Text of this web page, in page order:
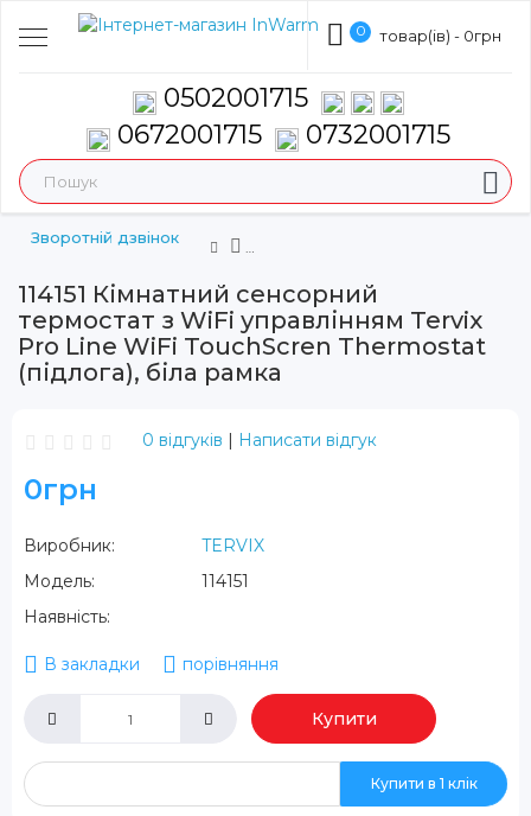
Зворотній дзвінок
0 товар(ів) - 0грн
0502001715
0672001715
0732001715
114151 Кімнатний сенсорний
термостат з WiFi управлінням Tervix
Pro Line WiFi TouchScren Thermostat
(підлога), біла рамка
0 відгуків | Написати відгук
0грн
Виробник:
TERVIX
Модель:
114151
Наявність:
В закладки порівняння
Купити
Купити в 1 клік